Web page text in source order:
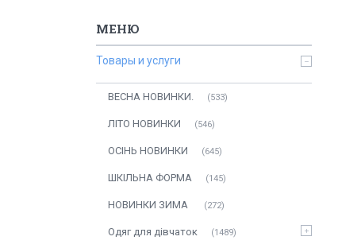
Товары и услуги
ВЕСНА НОВИНКИ. 533
ЛITO HOBИНКИ 546
ОСIНЬ НОВИНКИ 645
ШКІЛЬНА ФОРМА 145
НОВИНКИ ЗИМА 272
Одяг для дівчаток 1489